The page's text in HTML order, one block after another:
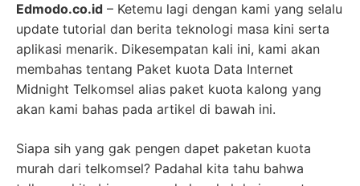
Edmodo.co.id – Ketemu lagi dengan kami yang selalu
update tutorial dan berita teknologi masa kini serta
aplikasi menarik. Dikesempatan kali ini, kami akan
membahas tentang Paket kuota Data Internet
Midnight Telkomsel alias paket kuota kalong yang
akan kami bahas pada artikel di bawah ini.
Siapa sih yang gak pengen dapet paketan kuota
murah dari telkomsel? Padahal kita tahu bahwa